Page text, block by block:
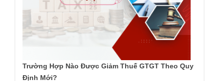
Trường Hợp Nào Được Giảm Thuế GTGT Theo Quy
Định Mới?